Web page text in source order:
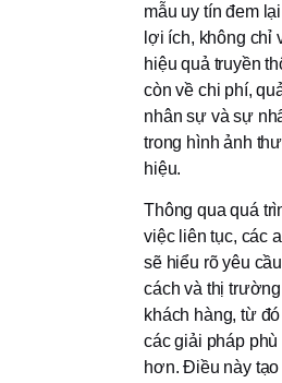
mẫu uy tín đem
lợi ích, không chỉ
hiệu quả truyền
còn về chi phí,
nhân sự và sự
trong hình ảnh
hiệu.
Thông qua quá
việc liên tục, các
sẽ hiểu rõ yêu
cách và thị
khách hàng, từ
các giải pháp
hơn. Điều này tạo